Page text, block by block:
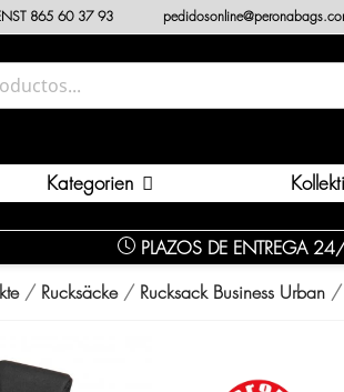
865 60 37 93
Kategorien
PLAZOS DE ENTREGA 24/48H
Rucksäcke Rucksack Business Urban